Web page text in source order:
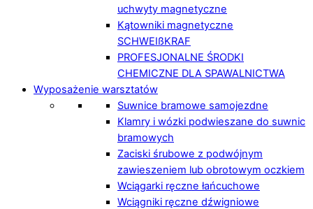
uchwyty magnetyczne
Kątowniki magnetyczne
SCHWEIßKRAF
PROFESJONALNE ŚRODKI
CHEMICZNE DLA SPAWALNICTWA
Wyposażenie warsztatów
Suwnice bramowe samojezdne
Klamry i wózki podwieszane do suwnic
bramowych
Zaciski śrubowe z podwójnym
zawieszeniem lub obrotowym oczkiem
Wciągarki ręczne łańcuchowe
Wciągniki ręczne dźwigniowe